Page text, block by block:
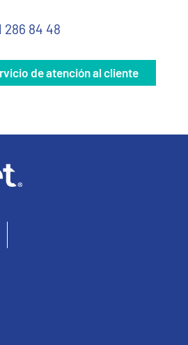
286 84 48
de atención al cliente